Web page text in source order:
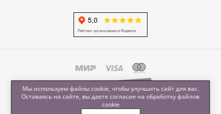
Мы используем файлы cookie, чтобы улучшить сайт для вас.
Оставаясь на сайте, вы даете согласие на обработкуфайлов
cookie